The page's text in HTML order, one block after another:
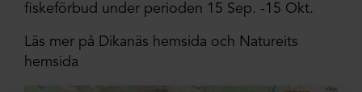
fiskeförbud under perioden 15 Sep. -15 Okt.
Läs mer på Dikanäs hemsida och Natureits
hemsida